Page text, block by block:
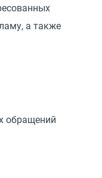
а также
обращений